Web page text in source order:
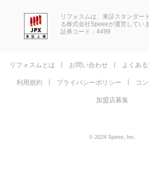
リフォスムは、東証スタンダー
る株式会社Speeeが運営していま
証券コード：4499
リフォスムとは お問い合わせ よくある
利用規約 プライバシーポリシー コ
加盟店募集
© 2024 Speee, Inc.